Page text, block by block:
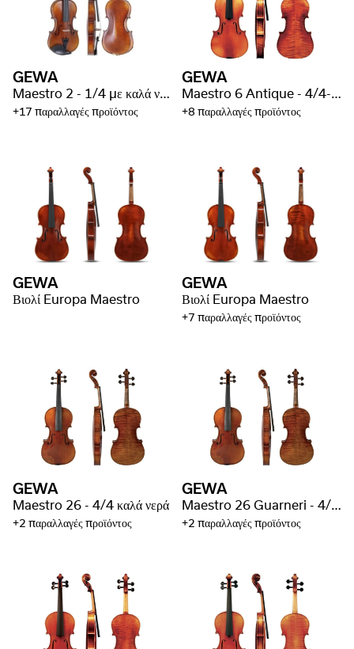
GEWA
Maestro 2 - 1/4 με καλά νερά
+17 παραλλαγές προϊόντος
GEWA
Maestro 6 Antique - 4/4-1/4 με καλά νερά
+8 παραλλαγές προϊόντος
GEWA
Βιολί Europa Maestro
GEWA
Βιολί Europa Maestro
+7 παραλλαγές προϊόντος
GEWA
Maestro 26 - 4/4 καλά νερά
+2 παραλλαγές προϊόντος
GEWA
Maestro 26 Guarneri - 4/4 καλά νερά
+2 παραλλαγές προϊόντος